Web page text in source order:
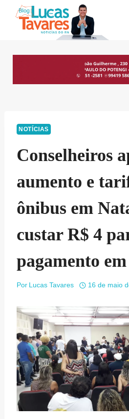
NOTÍCIAS
Conselheiros
aumento e
ônibus em
custar R$ 4
pagamento
Por Lucas Tavares 16 de maio